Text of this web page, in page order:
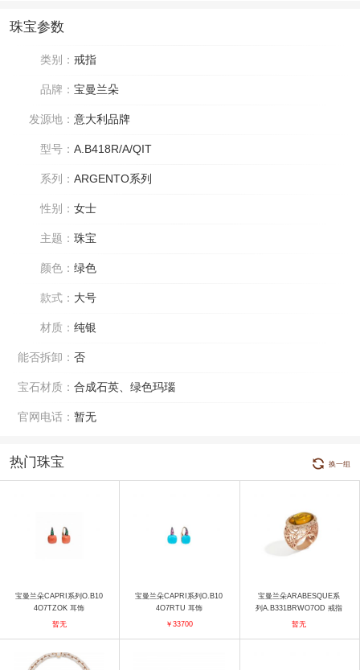
珠宝参数
类别： 戒指
品牌： 宝曼兰朵
发源地： 意大利品牌
型号： A.B418R/A/QIT
系列： ARGENTO系列
性别： 女士
主题： 珠宝
颜色： 绿色
款式： 大号
材质： 纯银
能否拆卸： 否
宝石材质： 合成石英、绿色玛瑙
官网电话： 暂无
热门珠宝 换一组
宝曼兰朵CAPRI系列O.B10
4O7TZOK 耳饰
暂无
宝曼兰朵CAPRI系列O.B10
4O7RTU 耳饰
￥33700
宝曼兰朵ARABESQUE系
列A.B331BRWO7OD 戒指
暂无